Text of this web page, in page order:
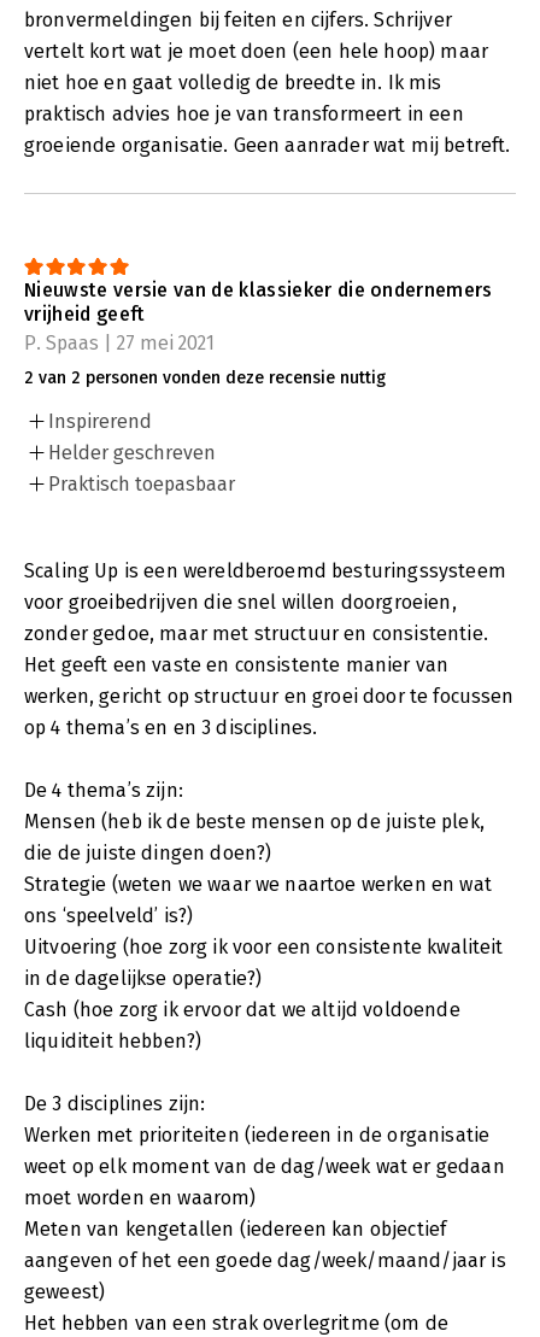
bronvermeldingen bij feiten en cijfers. Schrijver
vertelt kort wat je moet doen (een hele hoop) maar
niet hoe en gaat volledig de breedte in. Ik mis
praktisch advies hoe je van transformeert in een
groeiende organisatie. Geen aanrader wat mij betreft.
Nieuwste versie van de klassieker die ondernemers
vrijheid geeft
P. Spaas | 27 mei 2021
2 van 2 personen vonden deze recensie nuttig
Inspirerend
Helder geschreven
Praktisch toepasbaar
Scaling Up is een wereldberoemd besturingssysteem
voor groeibedrijven die snel willen doorgroeien,
zonder gedoe, maar met structuur en consistentie.
Het geeft een vaste en consistente manier van
werken, gericht op structuur en groei door te focussen
op 4 thema’s en en 3 disciplines.
De 4 thema’s zijn:
Mensen (heb ik de beste mensen op de juiste plek,
die de juiste dingen doen?)
Strategie (weten we waar we naartoe werken en wat
ons ‘speelveld’ is?)
Uitvoering (hoe zorg ik voor een consistente kwaliteit
in de dagelijkse operatie?)
Cash (hoe zorg ik ervoor dat we altijd voldoende
liquiditeit hebben?)
De 3 disciplines zijn:
Werken met prioriteiten (iedereen in de organisatie
weet op elk moment van de dag/week wat er gedaan
moet worden en waarom)
Meten van kengetallen (iedereen kan objectief
aangeven of het een goede dag/week/maand/jaar is
geweest)
Het hebben van een strak overlegritme (om de